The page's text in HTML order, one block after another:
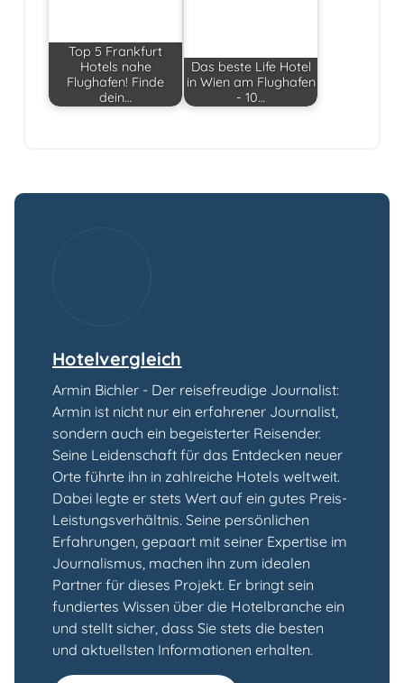
Top 5 Frankfurt
Hotels nahe
Flughafen! Finde
dein…
Das beste Life Hotel
in Wien am Flughafen
- 10…
Hotelvergleich
Armin Bichler - Der reisefreudige Journalist:
Armin ist nicht nur ein erfahrener Journalist,
sondern auch ein begeisterter Reisender.
Seine Leidenschaft für das Entdecken neuer
Orte führte ihn in zahlreiche Hotels weltweit.
Dabei legte er stets Wert auf ein gutes Preis-
Leistungsverhältnis. Seine persönlichen
Erfahrungen, gepaart mit seiner Expertise im
Journalismus, machen ihn zum idealen
Partner für dieses Projekt. Er bringt sein
fundiertes Wissen über die Hotelbranche ein
und stellt sicher, dass Sie stets die besten
und aktuellsten Informationen erhalten.